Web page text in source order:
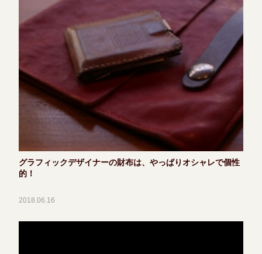
グラフィックデザイナーの財布は、やっぱりオシャレで個性
的！
2018.06.16